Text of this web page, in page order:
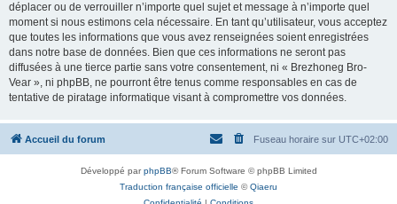
déplacer ou de verrouiller n’importe quel sujet et message à n’importe quel
moment si nous estimons cela nécessaire. En tant qu’utilisateur, vous acceptez
que toutes les informations que vous avez renseignées soient enregistrées
dans notre base de données. Bien que ces informations ne seront pas
diffusées à une tierce partie sans votre consentement, ni « Brezhoneg Bro-
Vear », ni phpBB, ne pourront être tenus comme responsables en cas de
tentative de piratage informatique visant à compromettre vos données.
Accueil du forum Fuseau horaire sur UTC+02:00
Développé parphpBB® Forum Software © phpBB Limited
Traduction française officielle ©Qiaeru